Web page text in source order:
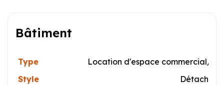
Bâtiment
Type
Location d'espace commercial/
Style
Détaché